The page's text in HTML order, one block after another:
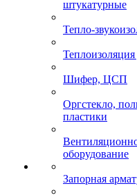
штукатурные
Тепло-
Теплоизоляция
Шифер, ЦСП
Оргстекло,
пластики
оборудование
Запорная